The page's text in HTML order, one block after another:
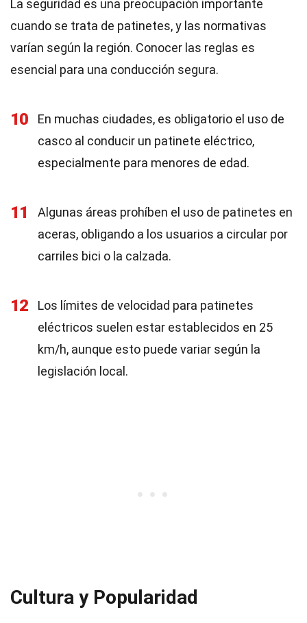
La seguridad es una preocupación importante
cuando se trata de patinetes, y las normativas
varían según la región. Conocer las reglas es
esencial para una conducción segura.
10
En muchas ciudades, es obligatorio el uso de
casco al conducir un patinete eléctrico,
especialmente para menores de edad.
11
Algunas áreas prohíben el uso de patinetes en
aceras, obligando a los usuarios a circular por
carriles bici o la calzada.
12
Los límites de velocidad para patinetes
eléctricos suelen estar establecidos en 25
km/h, aunque esto puede variar según la
legislación local.
Cultura y Popularidad